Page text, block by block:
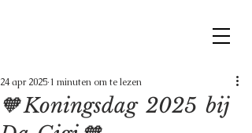
🧡 Koningsdag 2025 bij
24 apr 2025 1 minuten om te lezen